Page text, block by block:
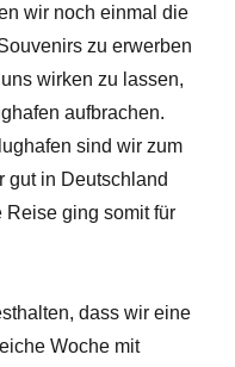
wir noch einmal die
zu erwerben
wirken zu lassen,
aufbrachen.
sind wir zum
gut in Deutschland
Reise ging somit für
dass wir eine
Woche mit